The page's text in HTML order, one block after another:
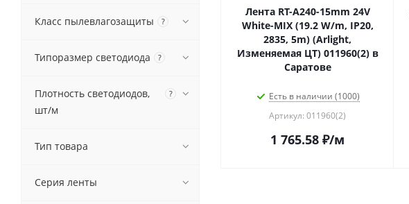
Лента RT-A240-15mm 24V
White-MIX (19.2 W/m, IP20,
2835, 5m) (Arlight,
Изменяемая ЦТ) 011960(2) в
Саратове
Есть в наличии (1000)
Артикул: 011960(2)
1 765.58 ₽/м
Класс пылевлагозащиты ?
Типоразмер светодиода ?
Плотность светодиодов,
шт/м
?
Тип товара
Серия ленты